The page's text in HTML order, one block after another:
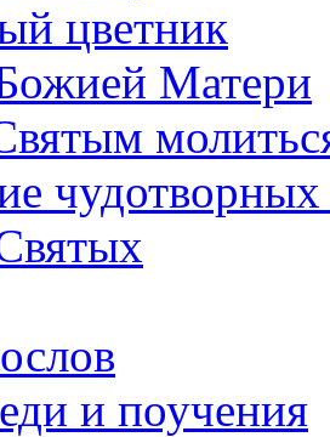
цветник
Матери
и поучения